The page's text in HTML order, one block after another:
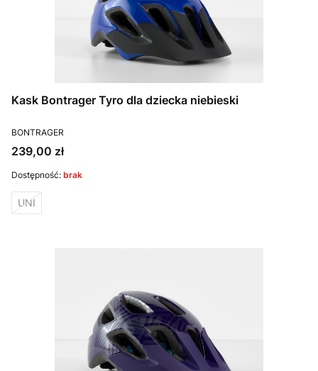
Kask Bontrager Tyro dla dziecka niebieski
PRODUCENT
BONTRAGER
Cena
239,00 zł
Dostępność: brak
UNI